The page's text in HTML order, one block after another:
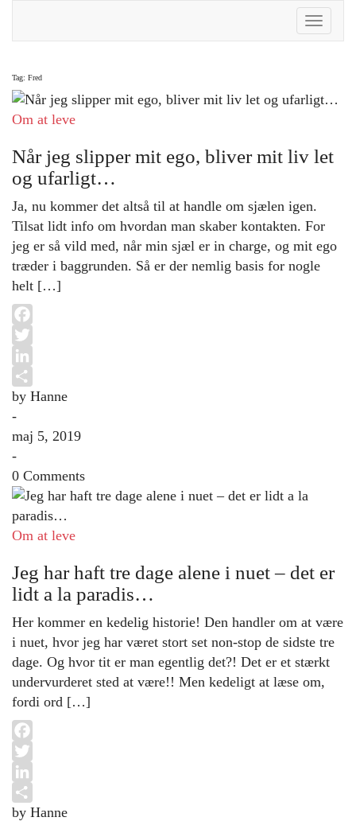
Toggle
Tag: Fred
Om at leve
Når jeg slipper mit ego, bliver mit liv let
og ufarligt…
Ja, nu kommer det altså til at handle om sjælen igen.
Tilsat lidt info om hvordan man skaber kontakten. For
jeg er så vild med, når min sjæl er in charge, og mit ego
træder i baggrunden. Så er der nemlig basis for nogle
helt […]
Facebook
Twitter
LinkedIn
Share
by Hanne
-
maj 5, 2019
-
0 Comments
Om at leve
Jeg har haft tre dage alene i nuet – det er
lidt a la paradis…
Her kommer en kedelig historie! Den handler om at være
i nuet, hvor jeg har været stort set non-stop de sidste tre
dage. Og hvor tit er man egentlig det?! Det er et stærkt
undervurderet sted at være!! Men kedeligt at læse om,
fordi ord […]
Facebook
Twitter
LinkedIn
Share
by Hanne